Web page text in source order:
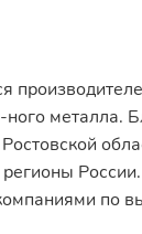
ного металла.
регионы
по